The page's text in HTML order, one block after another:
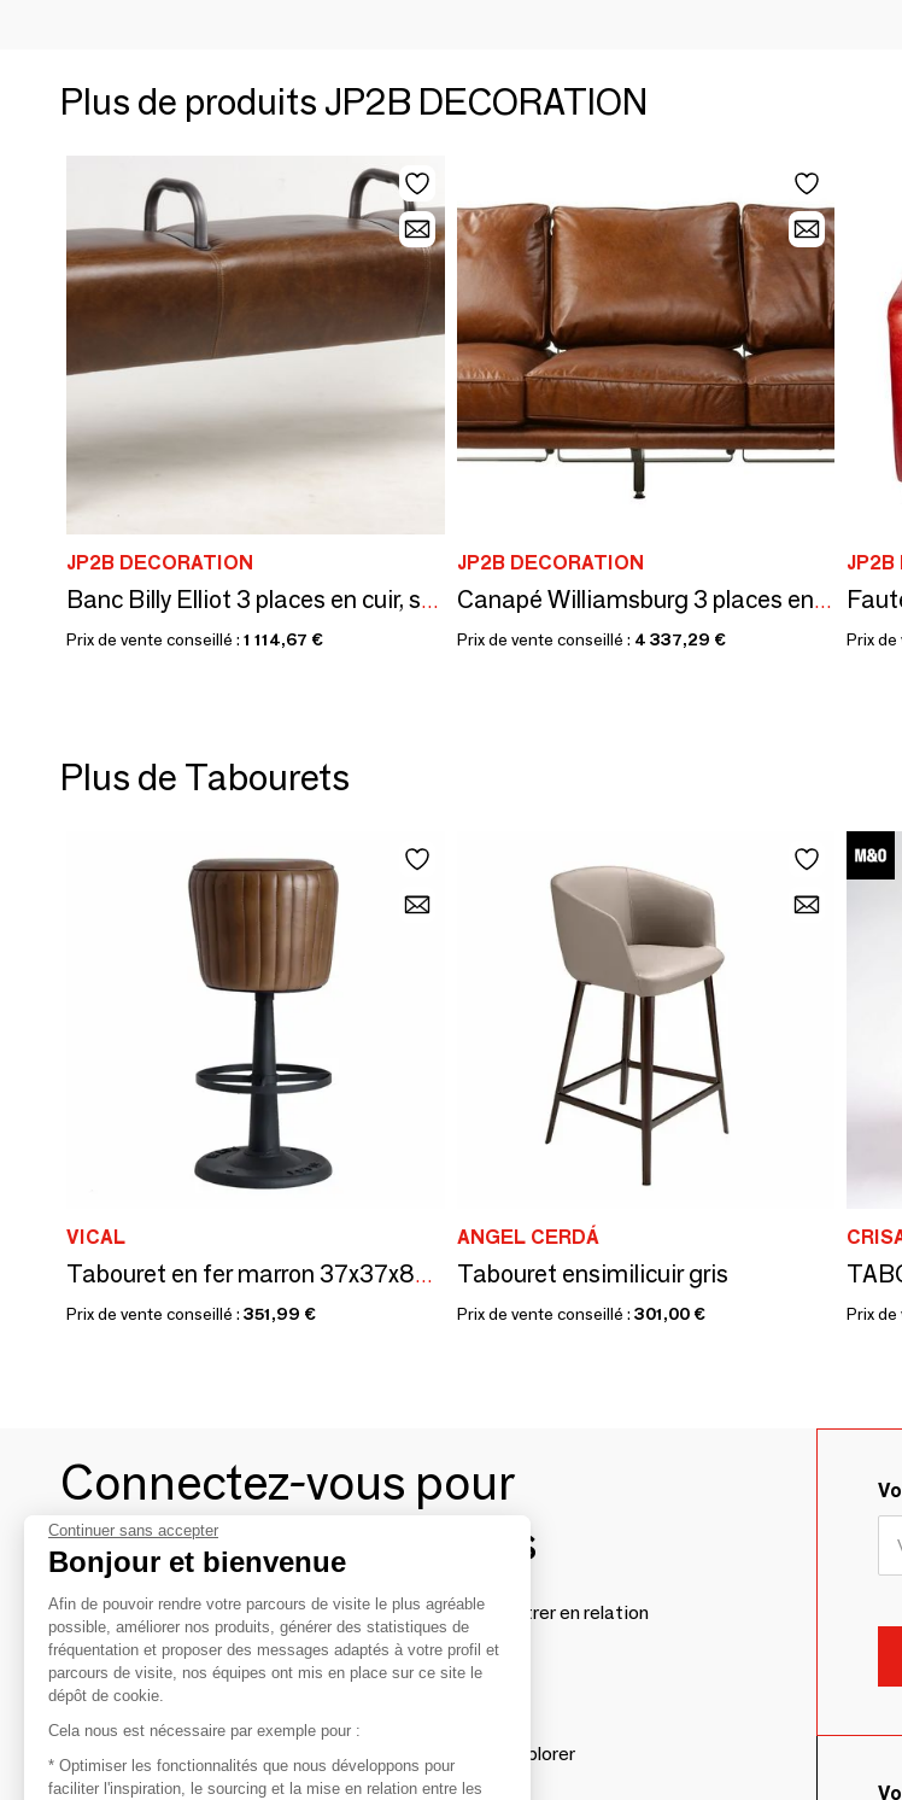
Plus de produits JP2B DECORATION
JP2B DECORATION
Banc Billy Elliot 3 places en cuir, style cheval d'arçon vintage
Prix de vente conseillé : 1 114,67 €
JP2B DECORATION
Canapé Williamsburg 3 places en cuir véritable, style industriel moderne
Prix de vente conseillé : 4 337,29 €
JP2B
Prix de
Plus de Tabourets
VICAL
Tabouret en fer marron 37x37x80 cm
Prix de vente conseillé : 351,99 €
ANGEL CERDÁ
Tabouret ensimilicuir gris
Prix de vente conseillé : 301,00 € Prix de
Connectez-vous pour
contacter les marques
Afin de profiter au mieux de l'expérience MOM et de rentrer en relation
avec vos marques préférées, créez-vous un compte.
Découvrir
Les produits de milliers de fournisseurs à explorer
Continuer sans accepter
Bonjour et bienvenue
Afin de pouvoir rendre votre parcours de visite le plus agréable
possible, améliorer nos produits, générer des statistiques de
fréquentation et proposer des messages adaptés à votre profil et
parcours de visite, nos équipes ont mis en place sur ce site le
dépôt de cookie.
Cela nous est nécessaire par exemple pour :
* Optimiser les fonctionnalités que nous développons pour
faciliter l'inspiration, le sourcing et la mise en relation entre les